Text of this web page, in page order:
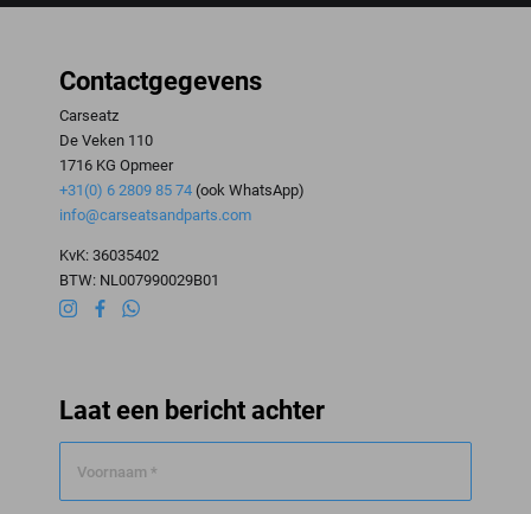
Contactgegevens
Carseatz
De Veken 110
1716 KG Opmeer
+31(0) 6 2809 85 74 (ook WhatsApp)
info@carseatsandparts.com
KvK: 36035402
BTW: NL007990029B01
Laat een bericht achter
Voornaam *